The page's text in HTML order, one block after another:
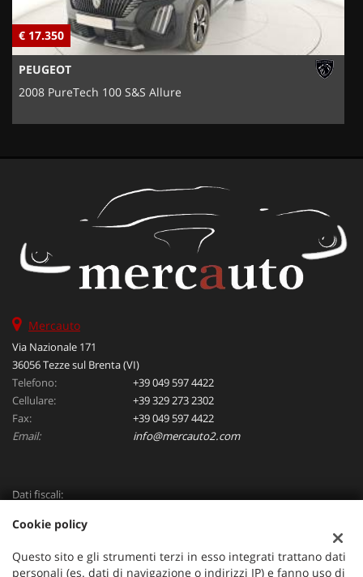
€ 17.350
PEUGEOT
2008 PureTech 100 S&S Allure
Mercauto
Via Nazionale 171
36056 Tezze sul Brenta (VI)
Telefono:
+39 049 597 4422
Cellulare:
+39 329 273 2302
Fax:
+39 049 597 4422
Email:
info@mercauto2.com
Dati fiscali:
Via Nazionale, 171 PD - 36056 Tezze sul Brenta
Registro delle imprese:PD
Cookie policy
Questo sito e gli strumenti terzi in esso integrati trattano dati
personali (es. dati di navigazione o indirizzi IP) e fanno uso di